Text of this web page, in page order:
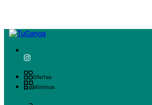
Ofertas
Mínimos